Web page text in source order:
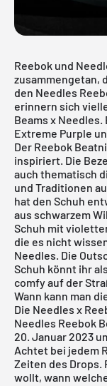
Reebok und
zusammengetan,
den Needles
erinnern sich
Beams x Needles.
Extreme Purple
Der Reebok
inspiriert. Die
auch thematisch
und Traditionen
hat den Schuh
aus schwarzem
Schuh mit
die es nicht
Needles. Die
Schuh könnt ihr
comfy auf der
Wann kann man
Die Needles x
Needles Reebok
20. Januar 2023
Achtet bei jedem
Zeiten des Drops.
wollt, wann